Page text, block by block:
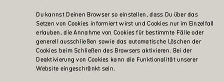
Du kannst Deinen Browser so einstellen, dass Du über das
Setzen von Cookies informiert wirst und Cookies nur im Einzelfall
erlauben, die Annahme von Cookies für bestimmte Fälle oder
generell ausschließen sowie das automatische Löschen der
Cookies beim Schließen des Browsers aktivieren. Bei der
Deaktivierung von Cookies kann die Funktionalität unserer
Website eingeschränkt sein.